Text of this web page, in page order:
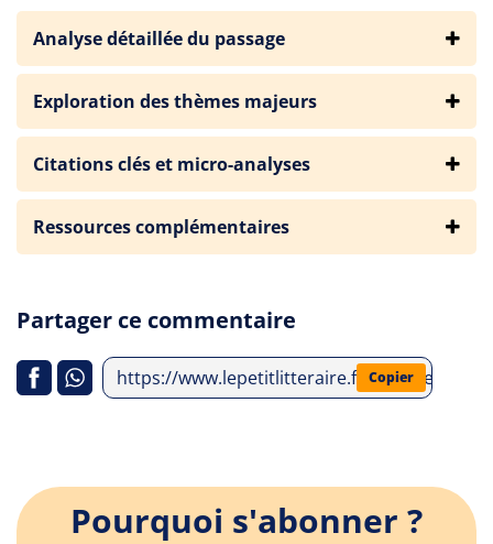
Analyse détaillée du passage
Exploration des thèmes majeurs
Citations clés et micro-analyses
Ressources complémentaires
Partager ce commentaire
https://www.lepetitlitteraire.fr/analyses-
Copier
Pourquoi s'abonner ?